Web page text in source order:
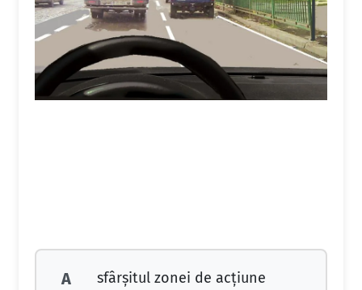
A
sfârşitul zonei de acţiune